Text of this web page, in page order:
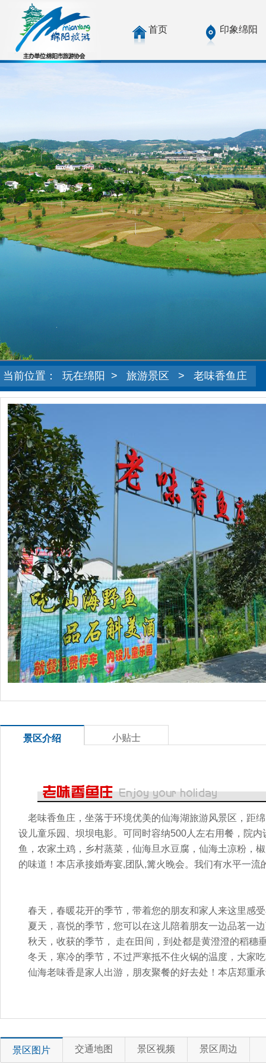
首页 印象绵阳
当前位置： 玩在绵阳 > 旅游景区 > 老味香鱼庄
景区介绍 小贴士
老味香鱼庄，坐落于环境优美的仙海湖旅游风景区，距
设儿童乐园、坝坝电影。可同时容纳500人左右用餐，院
鱼，农家土鸡，乡村蒸菜，仙海旦水豆腐，仙海土凉粉，
的味道！本店承接婚寿宴,团队,篝火晚会。我们有水平一流
春天，春暖花开的季节，带着您的朋友和家人来这里感
夏天，喜悦的季节，您可以在这儿陪着朋友一边品茗一
秋天，收获的季节， 走在田间，到处都是黄澄澄的稻穗
冬天，寒冷的季节，不过严寒抵不住火锅的温度，大家
仙海老味香是家人出游，朋友聚餐的好去处！本店郑重
景区图片 交通地图 景区视频 景区周边